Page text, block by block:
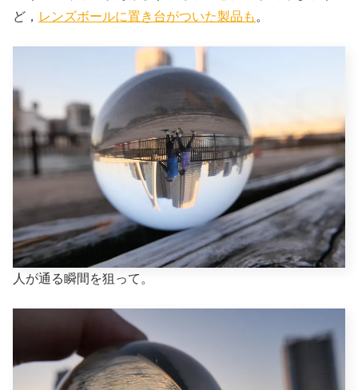
ど， レンズボールに置き台がついた製品も 。
人が通る瞬間を狙って。